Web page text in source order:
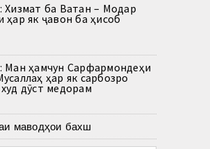
Хизмат ба Ватан – Модар
ҳар як ҷавон ба ҳисоб
Ман ҳамчун Сарфармондеҳи
ҳар як сарбозро
дӯст медорам
маводҳои бахш